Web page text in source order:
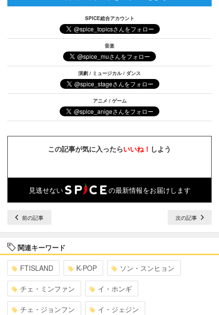
SPICE総合アカウント
音楽
演劇 / ミュージカル / ダンス
アニメ / ゲーム
この記事が気に入ったらいいね！ しよう
見逃せない の最新情報をお届けします
前の記事 次の記事
関連キーワード
FTISLAND K-POP ソン・スンヒョン
チェ・ミンファン イ・ホンギ
チェ・ジョンフン イ・ジェジン